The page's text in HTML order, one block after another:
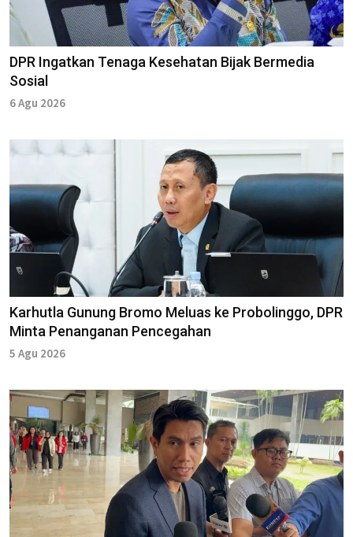
DPR Ingatkan Tenaga Kesehatan Bijak Bermedia
Sosial
6 Agu 2026
Karhutla Gunung Bromo Meluas ke Probolinggo, DPR
Minta Penanganan Pencegahan
5 Agu 2026